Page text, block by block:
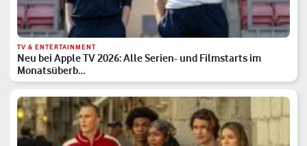
TV & ENTERTAINMENT
Neu bei Apple TV 2026: Alle Serien- und Filmstarts im
Monatsüberb…